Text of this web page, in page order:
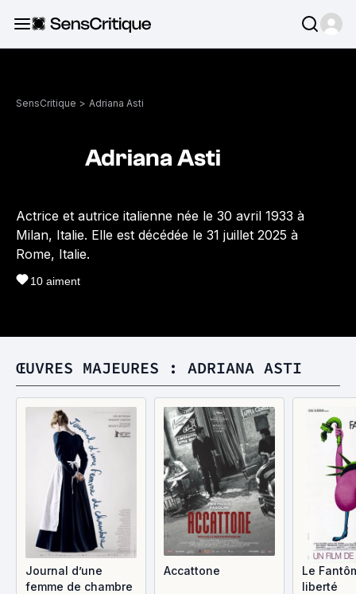
SensCritique > Adriana Asti
Adriana Asti
Actrice et autrice italienne née le 30 avril 1933 à
Milan, Italie. Elle est décédée le 31 juillet 2025 à
Rome, Italie.
10 aiment
ŒUVRES MAJEURES : ADRIANA ASTI
Journal d’une
femme de chambre
Accattone
Le
liberté